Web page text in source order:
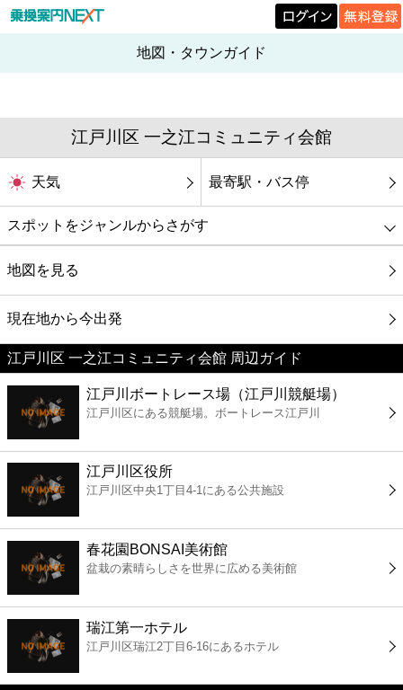
地図・タウンガイド
江戸川区 一之江コミュニティ会館
天気 最寄駅・バス停
スポットをジャンルからさがす
グルメ
映画
美容
コンビニ
薬局
スーパー
エンタメ
レジャー
書店
地図を見る
現在地から今出発
江戸川区 一之江コミュニティ会館 周辺ガイド
江戸川ボートレース場（江戸川競艇場）
江戸川区にある競艇場。ボートレース江戸川
江戸川区役所
江戸川区中央1丁目4-1にある公共施設
春花園BONSAI美術館
盆栽の素晴らしさを世界に広める美術館
瑞江第一ホテル
江戸川区瑞江2丁目6-16にあるホテル